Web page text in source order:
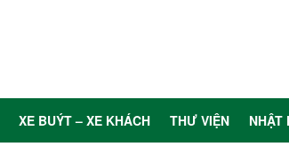
XE BUÝT – XE KHÁCH THƯ VIỆN NHẬT